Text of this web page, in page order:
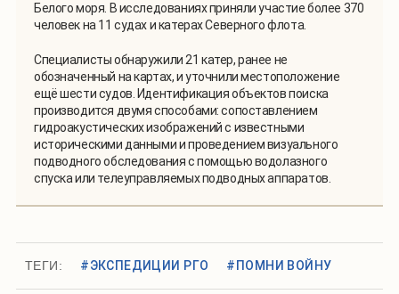
Белого моря. В исследованиях приняли участие более 370
человек на 11 судах и катерах Северного флота.
Специалисты обнаружили 21 катер, ранее не
обозначенный на картах, и уточнили местоположение
ещё шести судов. Идентификация объектов поиска
производится двумя способами: сопоставлением
гидроакустических изображений с известными
историческими данными и проведением визуального
подводного обследования с помощью водолазного
спуска или телеуправляемых подводных аппаратов.
ТЕГИ: #ЭКСПЕДИЦИИ РГО #ПОМНИ ВОЙНУ